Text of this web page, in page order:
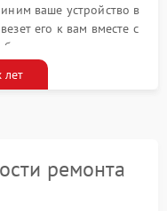
ваше устройство в
его к вам вместе с
лет
ремонта